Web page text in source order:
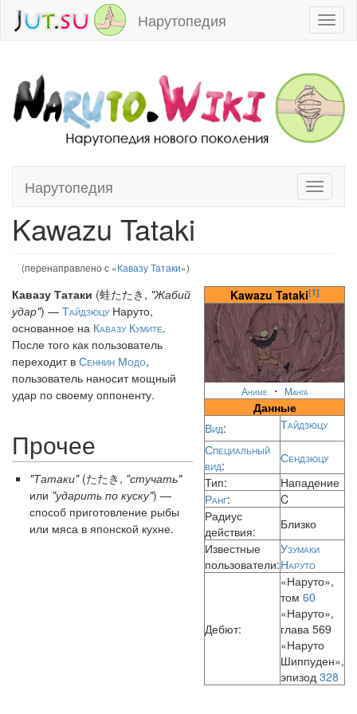
Нарутопедия
Toggle
Нарутопедия
Перейти к:навигация,поиск
Kawazu Tataki
(перенаправлено с «Кавазу Татаки»)
Kawazu Tataki[1]
Аниме ・ Манга
Данные
Вид:
Тайдзюцу
Специальный
вид:
Сендзюцу
Тип:
Нападение
Ранг:
C
Радиус
действия:
Близко
Известные
пользователи:
Узумаки
Наруто
Дебют:
«Наруто»,
том 60
«Наруто»,
глава 569
«Наруто
Шиппуден»,
эпизод 328
Кавазу Татаки (蛙たたき, "Жабий
удар") — ТайдзюцуНаруто,
основанное на Кавазу Кумите.
После того как пользователь
переходит в Сеннин Модо,
пользователь наносит мощный
удар по своему оппоненту.
Прочее
"Татаки"(たたき, "стучать"
или "ударить по куску") —
способ приготовление рыбы
или мяса в японской кухне.